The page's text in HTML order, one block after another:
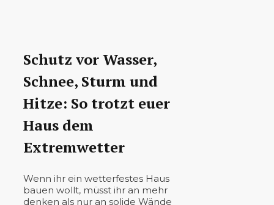
Schutz vor Wasser,
Schnee, Sturm und
Hitze: So trotzt euer
Haus dem
Extremwetter
Wenn ihr ein wetterfestes Haus
bauen wollt, müsst ihr an mehr
denken als nur an solide Wände